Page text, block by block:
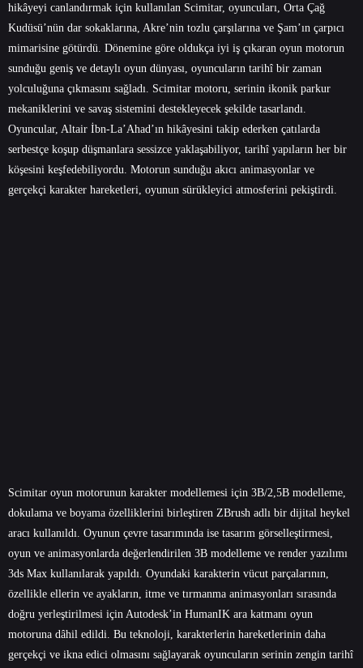
hikâyeyi canlandırmak için kullanılan Scimitar, oyuncuları, Orta Çağ
Kudüsü’nün dar sokaklarına, Akre’nin tozlu çarşılarına ve Şam’ın çarpıcı
mimarisine götürdü. Dönemine göre oldukça iyi iş çıkaran oyun motorun
sunduğu geniş ve detaylı oyun dünyası, oyuncuların tarihî bir zaman
yolculuğuna çıkmasını sağladı. Scimitar motoru, serinin ikonik parkur
mekaniklerini ve savaş sistemini destekleyecek şekilde tasarlandı.
Oyuncular, Altair İbn-La’Ahad’ın hikâyesini takip ederken çatılarda
serbestçe koşup düşmanlara sessizce yaklaşabiliyor, tarihî yapıların her bir
köşesini keşfedebiliyordu. Motorun sunduğu akıcı animasyonlar ve
gerçekçi karakter hareketleri, oyunun sürükleyici atmosferini pekiştirdi.
Scimitar oyun motorunun karakter modellemesi için 3B/2,5B modelleme,
dokulama ve boyama özelliklerini birleştiren ZBrush adlı bir dijital heykel
aracı kullanıldı. Oyunun çevre tasarımında ise tasarım görselleştirmesi,
oyun ve animasyonlarda değerlendirilen 3B modelleme ve render yazılımı
3ds Max kullanılarak yapıldı. Oyundaki karakterin vücut parçalarının,
özellikle ellerin ve ayakların, itme ve tırmanma animasyonları sırasında
doğru yerleştirilmesi için Autodesk’in HumanIK ara katmanı oyun
motoruna dâhil edildi. Bu teknoloji, karakterlerin hareketlerinin daha
gerçekçi ve ikna edici olmasını sağlayarak oyuncuların serinin zengin tarihî